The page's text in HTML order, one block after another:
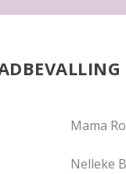
Mama
Nelleke